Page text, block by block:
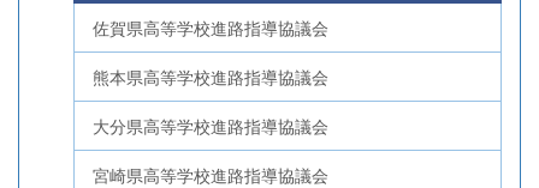
佐賀県高等学校進路指導協議会
熊本県高等学校進路指導協議会
大分県高等学校進路指導協議会
宮崎県高等学校進路指導協議会